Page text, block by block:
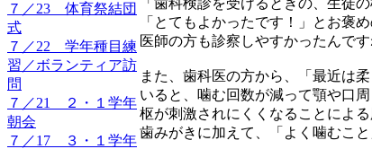
７／23 体育祭結団
式
７／22 学年種目練
習／ボランティア訪
問
７／21 ２・１学年
朝会
７／17 ３・１学年
「歯科検診を受けるときの、生徒
「とてもよかったです！」とお褒
医師の方も診察しやすかったんで
また、歯科医の方から、「最近は
いると、噛む回数が減って顎や口
枢が刺激されにくくなることによ
歯みがきに加えて、「よく噛むこ